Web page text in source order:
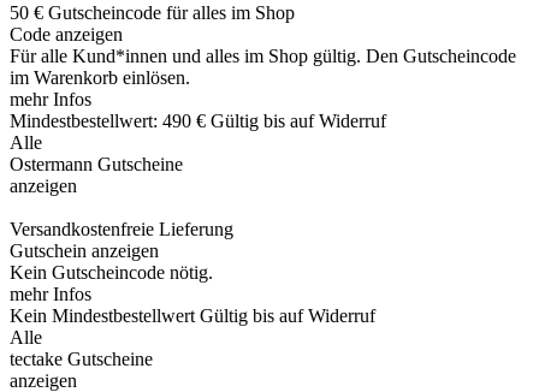
50 € Gutscheincode für alles im Shop
Code anzeigen
Für alle Kund*innen und alles im Shop gültig. Den Gutscheincode
im Warenkorb einlösen.
mehr Infos
Mindestbestellwert: 490 € Gültig bis auf Widerruf
Alle
Ostermann Gutscheine
anzeigen
Versandkostenfreie Lieferung
Gutschein anzeigen
Kein Gutscheincode nötig.
mehr Infos
Kein Mindestbestellwert Gültig bis auf Widerruf
Alle
tectake Gutscheine
anzeigen